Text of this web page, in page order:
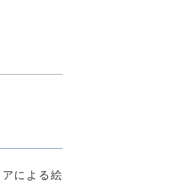
による絵